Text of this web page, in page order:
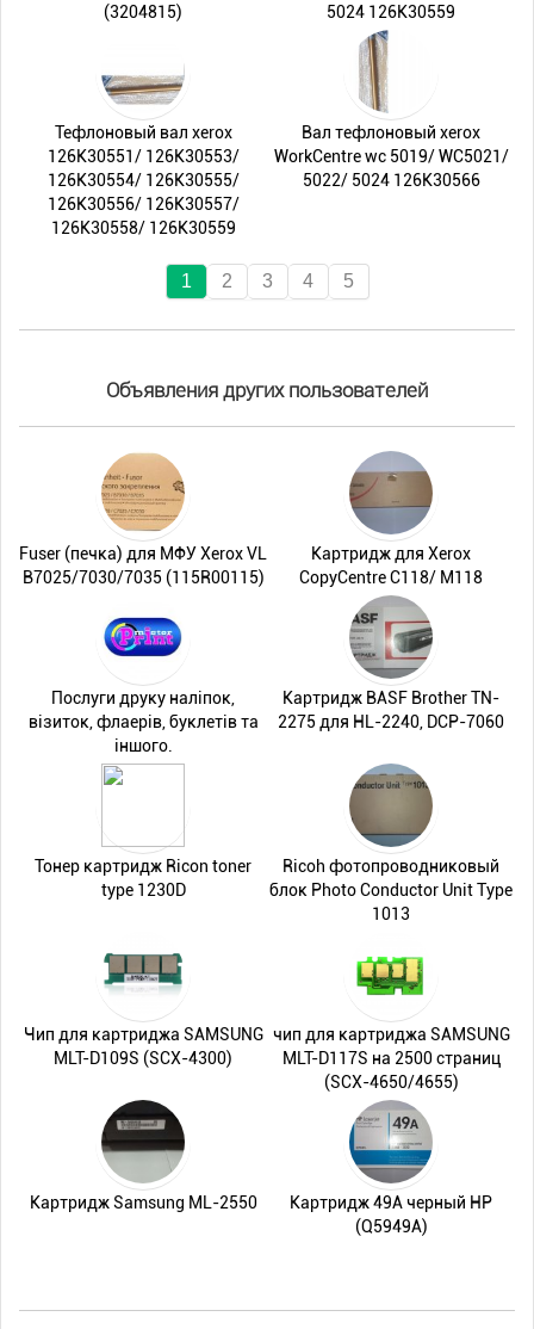
(3204815)
5024 126K30559
Тефлоновый вал xerox
126K30551/ 126K30553/
126K30554/ 126K30555/
126K30556/ 126K30557/
126K30558/ 126K30559
Вал тефлоновый xerox
WorkCentre wc 5019/ WC5021/
5022/ 5024 126K30566
1 2 3 4 5
Объявления других пользователей
Fuser (печка) для МФУ Xerox VL
B7025/7030/7035 (115R00115)
Картридж для Xerox
CopyCentre C118/ M118
Послуги друку наліпок,
візиток, флаерів, буклетів та
іншого.
Картридж BASF Brother TN-
2275 для HL-2240, DCP-7060
Тонер картридж Ricon toner
type 1230D
Ricoh фотопроводниковый
блок Photo Conductor Unit Type
1013
Чип для картриджа SAMSUNG
MLT-D109S (SCX-4300)
чип для картриджа SAMSUNG
MLT-D117S на 2500 страниц
(SCX-4650/4655)
Картридж Samsung ML-2550
Картридж 49A черный HP
(Q5949A)